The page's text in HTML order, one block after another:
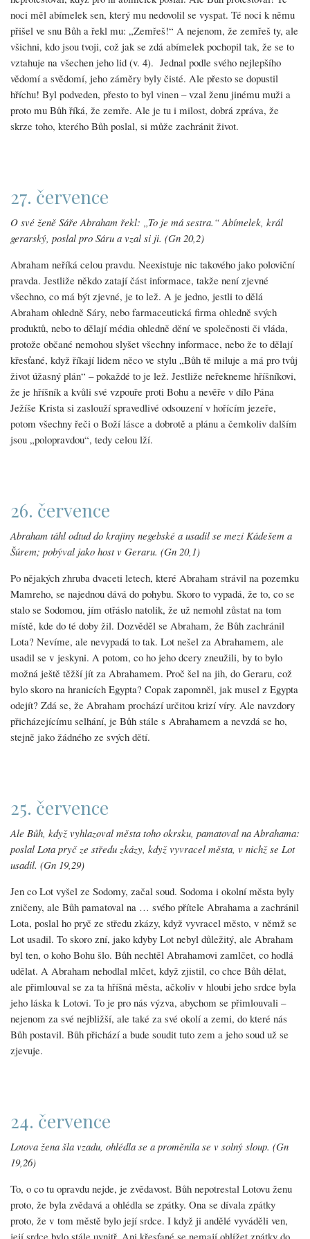
noci měl abímelek sen, který mu nedovolil se vyspat. Té noci k němu
přišel ve snu Bůh a řekl mu: „Zemřeš!“ A nejenom, že zemřeš ty, ale
všichni, kdo jsou tvoji, což jak se zdá abímelek pochopil tak, že se to
vztahuje na všechen jeho lid (v. 4). Jednal podle svého nejlepšího
vědomí a svědomí, jeho záměry byly čisté. Ale přesto se dopustil
hříchu! Byl podveden, přesto to byl vinen – vzal ženu jinému muži a
proto mu Bůh říká, že zemře. Ale je tu i milost, dobrá zpráva, že
skrze toho, kterého Bůh poslal, si může zachránit život.
27. července
O své ženě Sáře Abraham řekl: „To je má sestra.“ Abímelek, král
gerarský, poslal pro Sáru a vzal si ji. (Gn 20,2)
Abraham neříká celou pravdu. Neexistuje nic takového jako poloviční
pravda. Jestliže někdo zatají část informace, takže není zjevné
všechno, co má být zjevné, je to lež. A je jedno, jestli to dělá
Abraham ohledně Sáry, nebo farmaceutická firma ohledně svých
produktů, nebo to dělají média ohledně dění ve společnosti či vláda,
protože občané nemohou slyšet všechny informace, nebo že to dělají
křesťané, když říkají lidem něco ve stylu „Bůh tě miluje a má pro tvůj
život úžasný plán“ – pokaždé to je lež. Jestliže neřekneme hříšníkovi,
že je hříšník a kvůli své vzpouře proti Bohu a nevěře v dílo Pána
Ježíše Krista si zaslouží spravedlivé odsouzení v hořícím jezeře,
potom všechny řeči o Boží lásce a dobrotě a plánu a čemkoliv dalším
jsou „polopravdou“, tedy celou lží.
26. července
Abraham táhl odtud do krajiny negebské a usadil se mezi Kádešem a
Šúrem; pobýval jako host v Geraru. (Gn 20,1)
Po nějakých zhruba dvaceti letech, které Abraham strávil na pozemku
Mamreho, se najednou dává do pohybu. Skoro to vypadá, že to, co se
stalo se Sodomou, jím otřáslo natolik, že už nemohl zůstat na tom
místě, kde do té doby žil. Dozvěděl se Abraham, že Bůh zachránil
Lota? Nevíme, ale nevypadá to tak. Lot nešel za Abrahamem, ale
usadil se v jeskyni. A potom, co ho jeho dcery zneužili, by to bylo
možná ještě těžší jít za Abrahamem. Proč šel na jih, do Geraru, což
bylo skoro na hranicích Egypta? Copak zapomněl, jak musel z Egypta
odejít? Zdá se, že Abraham prochází určitou krizí víry. Ale navzdory
přicházejícímu selhání, je Bůh stále s Abrahamem a nevzdá se ho,
stejně jako žádného ze svých dětí.
25. července
Ale Bůh, když vyhlazoval města toho okrsku, pamatoval na Abrahama:
poslal Lota pryč ze středu zkázy, když vyvracel města, v nichž se Lot
usadil. (Gn 19,29)
Jen co Lot vyšel ze Sodomy, začal soud. Sodoma i okolní města byly
zničeny, ale Bůh pamatoval na … svého přítele Abrahama a zachránil
Lota, poslal ho pryč ze středu zkázy, když vyvracel město, v němž se
Lot usadil. To skoro zní, jako kdyby Lot nebyl důležitý, ale Abraham
byl ten, o koho Bohu šlo. Bůh nechtěl Abrahamovi zamlčet, co hodlá
udělat. A Abraham nehodlal mlčet, když zjistil, co chce Bůh dělat,
ale přimlouval se za ta hříšná města, ačkoliv v hloubi jeho srdce byla
jeho láska k Lotovi. To je pro nás výzva, abychom se přimlouvali –
nejenom za své nejbližší, ale také za své okolí a zemi, do které nás
Bůh postavil. Bůh přichází a bude soudit tuto zem a jeho soud už se
zjevuje.
24. července
Lotova žena šla vzadu, ohlédla se a proměnila se v solný sloup. (Gn
19,26)
To, o co tu opravdu nejde, je zvědavost. Bůh nepotrestal Lotovu ženu
proto, že byla zvědavá a ohlédla se zpátky. Ona se dívala zpátky
proto, že v tom městě bylo její srdce. I když ji andělé vyváděli ven,
její srdce bylo stále uvnitř. Ani křesťané se nemají ohlížet zpátky do